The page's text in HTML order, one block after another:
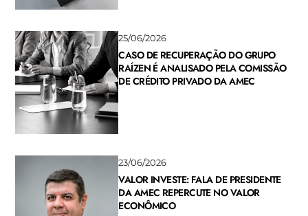
25/06/2026
CASO DE RECUPERAÇÃO DO GRUPO
RAÍZEN É ANALISADO PELA COMISSÃO
DE CRÉDITO PRIVADO DA AMEC
23/06/2026
VALOR INVESTE: FALA DE PRESIDENTE
DA AMEC REPERCUTE NO VALOR
ECONÔMICO